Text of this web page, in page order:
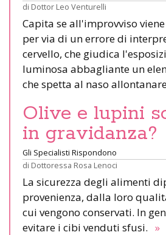
di Dottor Leo Venturelli
Capita se all'improvviso
per via di un errore di
cervello, che giudica
luminosa abbagliante un
che spetta al naso
Olive e lupini
in gravidanza?
Gli Specialisti Rispondono
di Dottoressa Rosa Lenoci
La sicurezza degli alimenti
provenienza, dalla loro
cui vengono conservati. In
evitare i cibi venduti sfusi. »